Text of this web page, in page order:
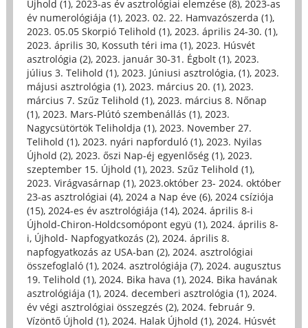
Újhold (1), 2023-as év asztrológiai elemzése (8), 2023-as
év numerológiája (1), 2023. 02. 22. Hamvazószerda (1),
2023. 05.05 Skorpió Telihold (1), 2023. április 24-30. (1),
2023. április 30, Kossuth téri ima (1), 2023. Húsvét
asztrológia (2), 2023. január 30-31. Égbolt (1), 2023.
július 3. Telihold (1), 2023. Júniusi asztrológia, (1), 2023.
májusi asztrológia (1), 2023. március 20. (1), 2023.
március 7. Szűz Telihold (1), 2023. március 8. Nőnap
(1), 2023. Mars-Plútó szembenállás (1), 2023.
Nagycsütörtök Teliholdja (1), 2023. November 27.
Telihold (1), 2023. nyári napforduló (1), 2023. Nyilas
Újhold (2), 2023. őszi Nap-éj egyenlőség (1), 2023.
szeptember 15. Újhold (1), 2023. Szűz Telihold (1),
2023. Virágvasárnap (1), 2023.október 23- 2024. október
23-as asztrológiai (4), 2024 a Nap éve (6), 2024 csíziója
(15), 2024-es év asztrológiája (14), 2024. április 8-i
Újhold-Chiron-Holdcsomópont együ (1), 2024. április 8-
i, Újhold- Napfogyatkozás (2), 2024. április 8.
napfogyatkozás az USA-ban (2), 2024. asztrológiai
összefoglaló (1), 2024. asztrológiája (7), 2024. augusztus
19. Telihold (1), 2024. Bika hava (1), 2024. Bika havának
asztrológiája (1), 2024. decemberi asztrológia (1), 2024.
év végi asztrológiai összegzés (2), 2024. február 9.
Vízöntő Újhold (1), 2024. Halak Újhold (1), 2024. Húsvét